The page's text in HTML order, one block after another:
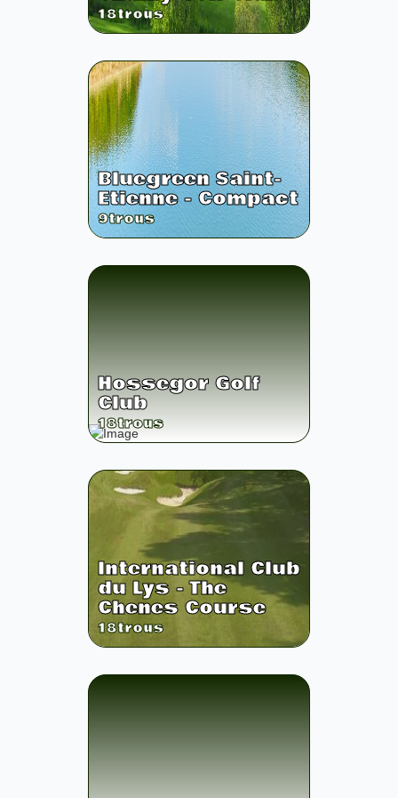
18trous
Bluegreen Saint-
Etienne - Compact
9trous
Hossegor Golf
Club
18trous
International Club
du Lys - The
Chenes Course
18trous